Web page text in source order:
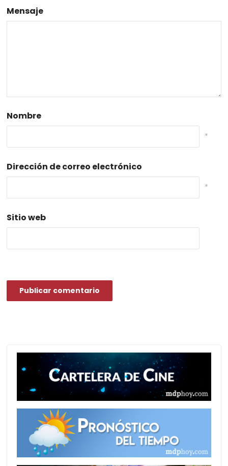
Mensaje
Nombre
*
Dirección de correo electrónico
*
Sitio web